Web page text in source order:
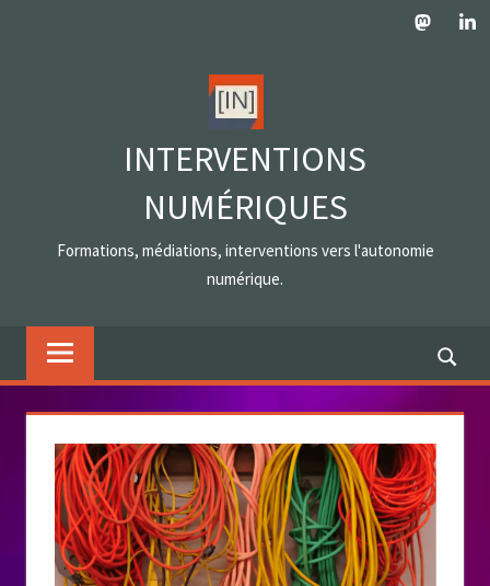
INTERVENTIONS
NUMÉRIQUES
Formations, médiations, interventions vers l'autonomie
numérique.